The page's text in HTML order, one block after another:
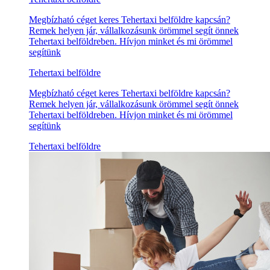
Megbízható céget keres Tehertaxi belföldre kapcsán?
Remek helyen jár, vállalkozásunk örömmel segít önnek
Tehertaxi belföldreben. Hívjon minket és mi örömmel
segítünk
Tehertaxi belföldre
Megbízható céget keres Tehertaxi belföldre kapcsán?
Remek helyen jár, vállalkozásunk örömmel segít önnek
Tehertaxi belföldreben. Hívjon minket és mi örömmel
segítünk
Tehertaxi belföldre